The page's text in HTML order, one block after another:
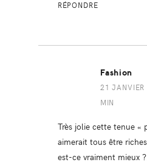
RÉPONDRE
Fashion
21
MIN
Très jolie cette tenue «
aimerait tous être
est-ce vraiment mieux